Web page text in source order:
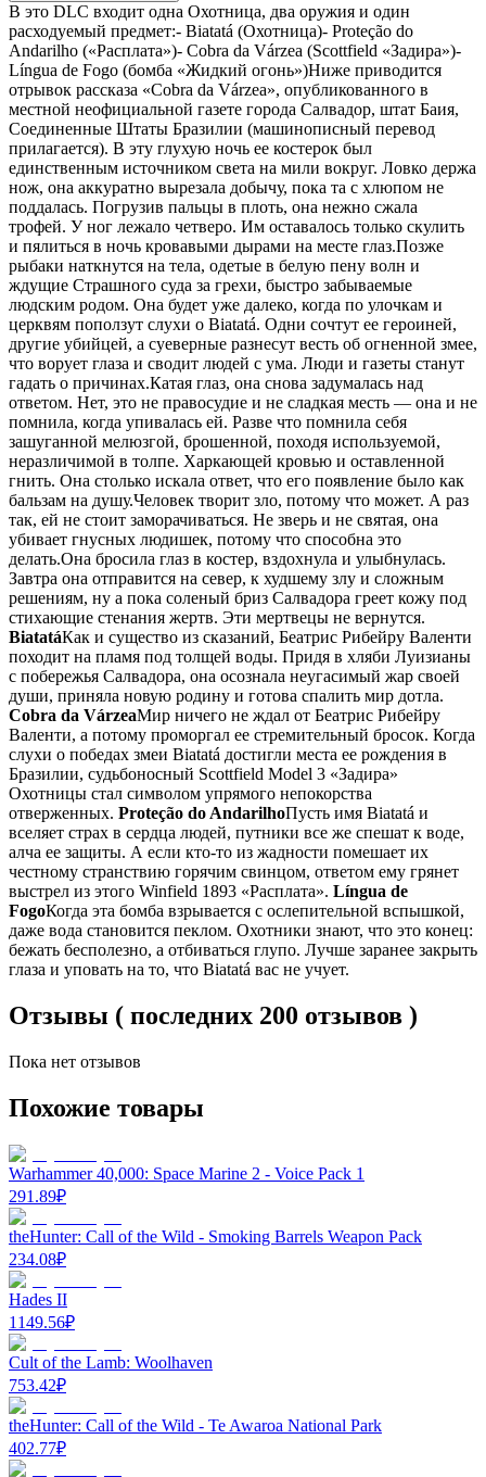
В это DLC входит одна Охотница, два оружия и один
расходуемый предмет:- Biatatá (Охотница)- Proteção do
Andarilho («Расплата»)- Cobra da Várzea (Scottfield «Задира»)-
Língua de Fogo (бомба «Жидкий огонь»)Ниже приводится
отрывок рассказа «Cobra da Várzea», опубликованного в
местной неофициальной газете города Салвадор, штат Баия,
Соединенные Штаты Бразилии (машинописный перевод
прилагается). В эту глухую ночь ее костерок был
единственным источником света на мили вокруг. Ловко держа
нож, она аккуратно вырезала добычу, пока та с хлюпом не
поддалась. Погрузив пальцы в плоть, она нежно сжала
трофей. У ног лежало четверо. Им оставалось только скулить
и пялиться в ночь кровавыми дырами на месте глаз.Позже
рыбаки наткнутся на тела, одетые в белую пену волн и
ждущие Страшного суда за грехи, быстро забываемые
людским родом. Она будет уже далеко, когда по улочкам и
церквям поползут слухи о Biatatá. Одни сочтут ее героиней,
другие убийцей, а суеверные разнесут весть об огненной змее,
что ворует глаза и сводит людей с ума. Люди и газеты станут
гадать о причинах.Катая глаз, она снова задумалась над
ответом. Нет, это не правосудие и не сладкая месть — она и не
помнила, когда упивалась ей. Разве что помнила себя
зашуганной мелюзгой, брошенной, походя используемой,
неразличимой в толпе. Харкающей кровью и оставленной
гнить. Она столько искала ответ, что его появление было как
бальзам на душу.Человек творит зло, потому что может. А раз
так, ей не стоит заморачиваться. Не зверь и не святая, она
убивает гнусных людишек, потому что способна это
делать.Она бросила глаз в костер, вздохнула и улыбнулась.
Завтра она отправится на север, к худшему злу и сложным
решениям, ну а пока соленый бриз Салвадора греет кожу под
стихающие стенания жертв. Эти мертвецы не вернутся.
BiatatáКак и существо из сказаний, Беатрис Рибейру Валенти
походит на пламя под толщей воды. Придя в хляби Луизианы
с побережья Салвадора, она осознала неугасимый жар своей
души, приняла новую родину и готова спалить мир дотла.
Cobra da VárzeaМир ничего не ждал от Беатрис Рибейру
Валенти, а потому проморгал ее стремительный бросок. Когда
слухи о победах змеи Biatatá достигли места ее рождения в
Бразилии, судьбоносный Scottfield Model 3 «Задира»
Охотницы стал символом упрямого непокорства
отверженных. Proteção do AndarilhoПусть имя Biatatá и
вселяет страх в сердца людей, путники все же спешат к воде,
алча ее защиты. А если кто-то из жадности помешает их
честному странствию горячим свинцом, ответом ему грянет
выстрел из этого Winfield 1893 «Расплата». Língua de
FogoКогда эта бомба взрывается с ослепительной вспышкой,
даже вода становится пеклом. Охотники знают, что это конец:
бежать бесполезно, а отбиваться глупо. Лучше заранее закрыть
глаза и уповать на то, что Biatatá вас не учует.
Отзывы ( последних 200 отзывов )
Пока нет отзывов
Похожие товары
Warhammer 40,000: Space Marine 2 - Voice Pack 1
291.89₽
theHunter: Call of the Wild - Smoking Barrels Weapon Pack
234.08₽
Hades II
1149.56₽
Cult of the Lamb: Woolhaven
753.42₽
theHunter: Call of the Wild - Te Awaroa National Park
402.77₽